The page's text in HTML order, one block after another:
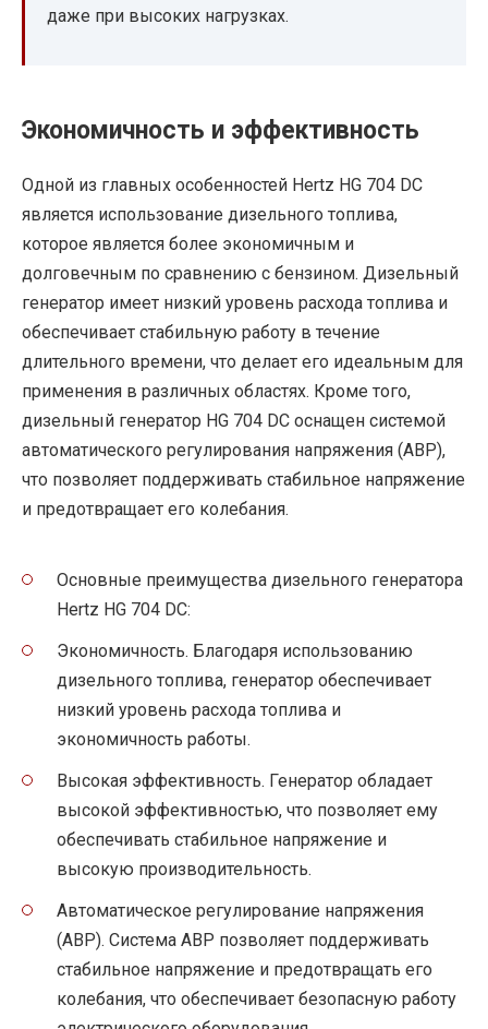
даже при высоких нагрузках.
Экономичность и эффективность
Одной из главных особенностей Hertz HG 704 DC
является использование дизельного топлива,
которое является более экономичным и
долговечным по сравнению с бензином. Дизельный
генератор имеет низкий уровень расхода топлива и
обеспечивает стабильную работу в течение
длительного времени, что делает его идеальным для
применения в различных областях. Кроме того,
дизельный генератор HG 704 DC оснащен системой
автоматического регулирования напряжения (АВР),
что позволяет поддерживать стабильное напряжение
и предотвращает его колебания.
Основные преимущества дизельного генератора
Hertz HG 704 DC:
Экономичность. Благодаря использованию
дизельного топлива, генератор обеспечивает
низкий уровень расхода топлива и
экономичность работы.
Высокая эффективность. Генератор обладает
высокой эффективностью, что позволяет ему
обеспечивать стабильное напряжение и
высокую производительность.
Автоматическое регулирование напряжения
(АВР). Система АВР позволяет поддерживать
стабильное напряжение и предотвращать его
колебания, что обеспечивает безопасную работу